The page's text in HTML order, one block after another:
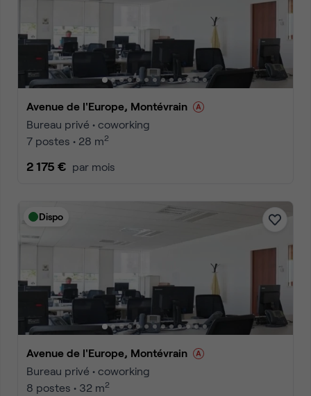
Avenue de l'Europe, Montévrain
Bureau privé • coworking
7 postes • 28 m2
2 175 € par mois
Dispo
Avenue de l'Europe, Montévrain
Bureau privé • coworking
8 postes • 32 m2